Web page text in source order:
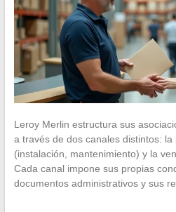
Leroy Merlin estructura sus
a través de dos canales distintos:
(instalación, mantenimiento) y la
Cada canal impone sus propias
documentos administrativos y sus